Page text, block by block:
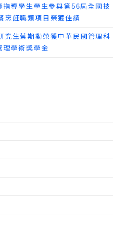
導學生學生參與第56屆全國技
烹飪職類項目榮獲佳績
究生蔡期勳榮獲中華民國管理科
理學術獎學金